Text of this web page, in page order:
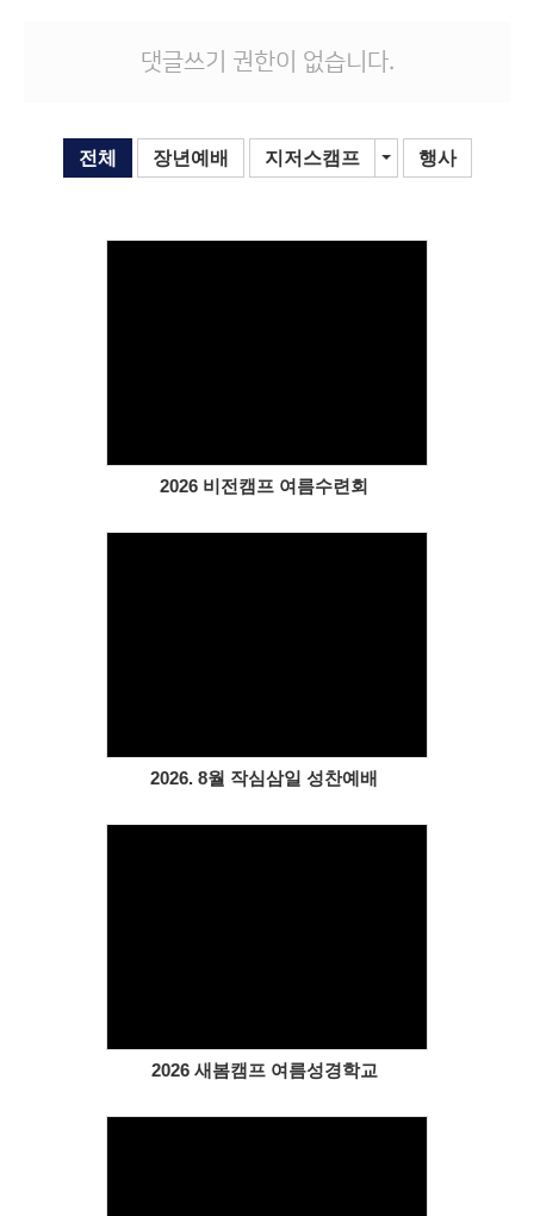
# 첨부 14.KakaoTalk_Photo_2026-04-17-14-16-35.jpeg
# 첨부 17.KakaoTalk_Photo_2026-04-17-14-17-24.jpeg
# 첨부 18.KakaoTalk_Photo_2026-04-17-14-18-14.jpeg
댓글쓰기 권한이 없습니다.
전체 장년예배 지저스캠프 Toggle Dropdown
행사
2026 비전캠프 여름수련회
2026. 8월 작심삼일 성찬예배
2026 새봄캠프 여름성경학교